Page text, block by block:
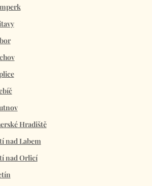
Hradiště
nad Labem
nad Orlicí